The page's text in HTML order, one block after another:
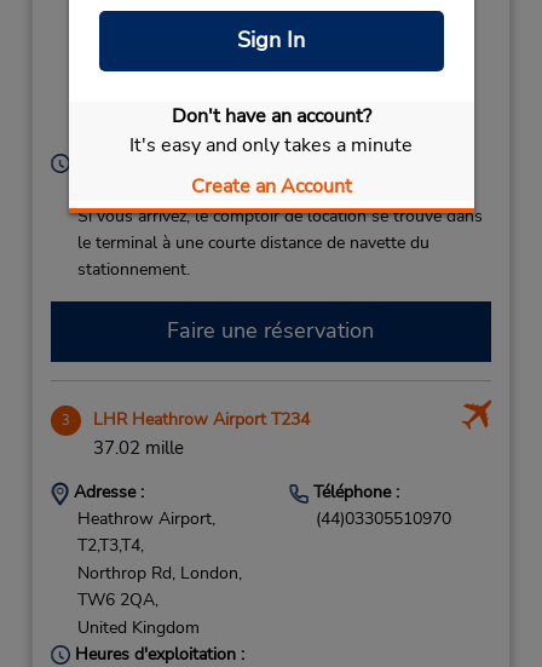
Sign In
Don't have an account?
It's easy and only takes a minute
Create an Account
Heathrow Apt T5 Bus
United Kingdom
Heures d'exploitation :
Sun - Sat 4:45 AM - 12:00 AM
Si vous arrivez, le comptoir de location se trouve dans
le terminal à une courte distance de navette du
stationnement.
Faire une réservation
3 LHR Heathrow Airport T234
37.02 mille
Adresse :
Heathrow Airport,
T2,T3,T4,
Northrop Rd, London,
TW6 2QA,
United Kingdom
Téléphone :
(44)03305510970
Heures d'exploitation :